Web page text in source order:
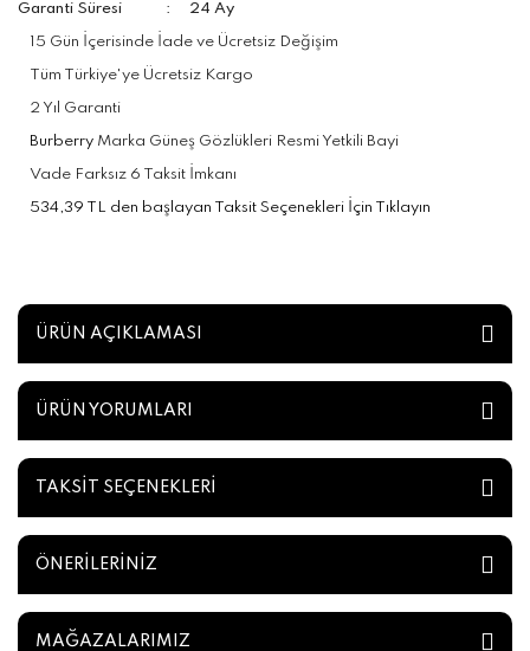
Garanti Süresi 24 Ay
15 Gün İçerisinde İade ve Ücretsiz Değişim
Tüm Türkiye'ye Ücretsiz Kargo
2 Yıl Garanti
Burberry Marka Güneş Gözlükleri Resmi Yetkili Bayi
Vade Farksız 6 Taksit İmkanı
534,39 TL den başlayan Taksit Seçenekleri İçin Tıklayın
ÜRÜN AÇIKLAMASI
ÜRÜN YORUMLARI
TAKSİT SEÇENEKLERİ
ÖNERİLERİNİZ
MAĞAZALARIMIZ